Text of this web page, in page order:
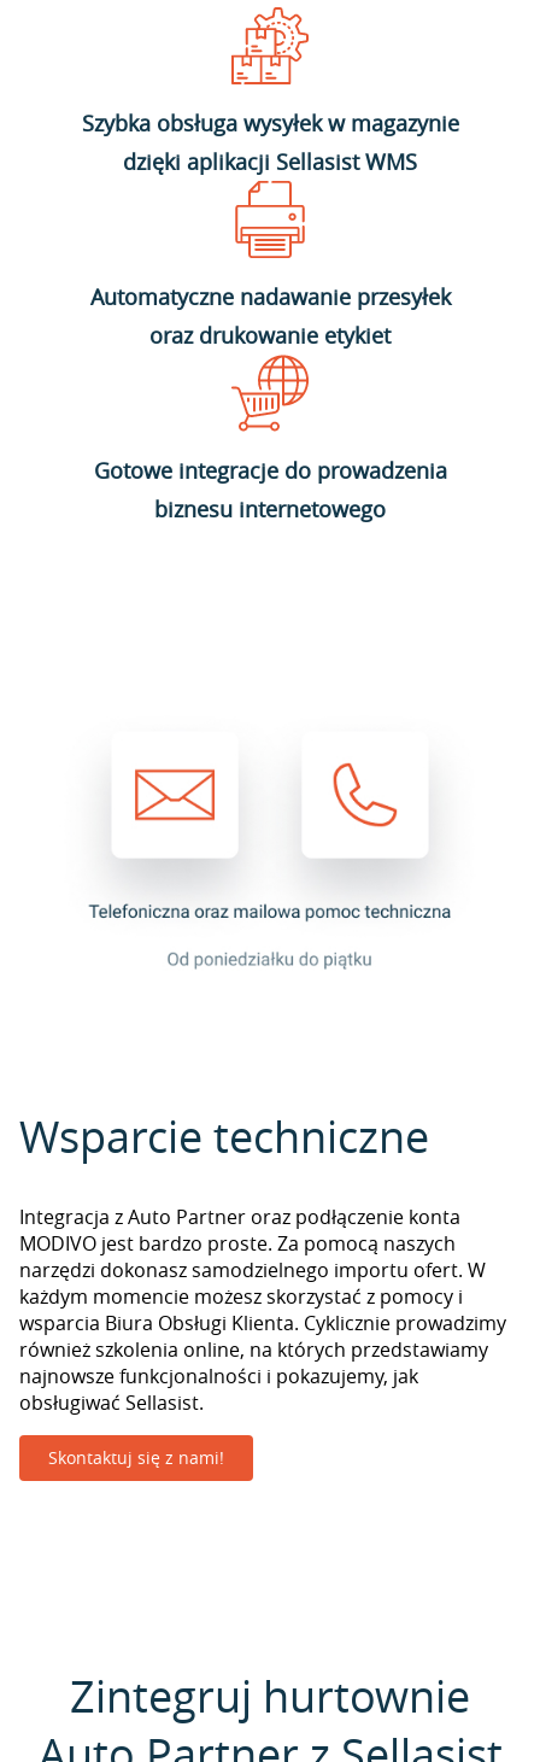
Szybka obsługa wysyłek w magazynie
dzięki aplikacji Sellasist WMS
Automatyczne nadawanie przesyłek
oraz drukowanie etykiet
Gotowe integracje do prowadzenia
biznesu internetowego
Wsparcie techniczne
Integracja z Auto Partner oraz podłączenie konta
MODIVO jest bardzo proste. Za pomocą naszych
narzędzi dokonasz samodzielnego importu ofert. W
każdym momencie możesz skorzystać z pomocy i
wsparcia Biura Obsługi Klienta. Cyklicznie prowadzimy
również szkolenia online, na których przedstawiamy
najnowsze funkcjonalności i pokazujemy, jak
obsługiwać Sellasist.
Skontaktuj się z nami!
Zintegruj hurtownie